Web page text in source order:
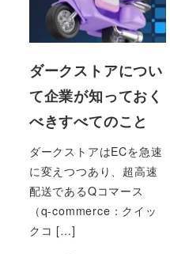
ダークストアについ
て企業が知っておく
べきすべてのこと
ダークストアはECを急速
に変えつつあり、超高速
配送であるQコマース
（q-commerce：クイッ
クコ […]